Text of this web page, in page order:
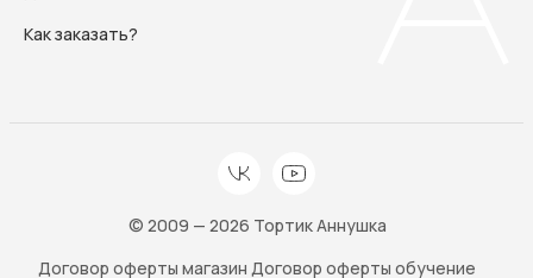
Как заказать?
© 2009 — 2026 Тортик Аннушка
Договор оферты магазин Договор оферты обучение